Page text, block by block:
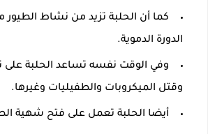
كما أن الحلبة تزيد من نشاط
الدورة الدموية.
وفي الوقت نفسه تساعد الحلبة على
وقتل الميكروبات والطفيليات وغيرها.
أيضا الحلبة تعمل على فتح شهية